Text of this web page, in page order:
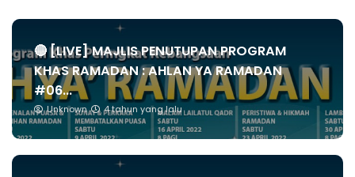
🔴 [LIVE] MAJLIS PENUTUPAN PROGRAM
KHAS RAMADAN : AHLAN YA RAMADAN
#06...
Unknown 4 tahun yang lalu